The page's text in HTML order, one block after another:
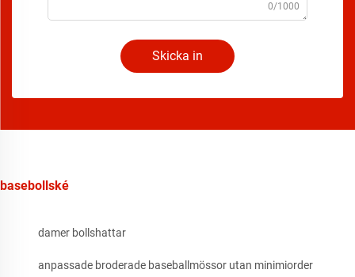
0/1000
Skicka in
basebollské
damer bollshattar
anpassade broderade baseballmössor utan minimiorder